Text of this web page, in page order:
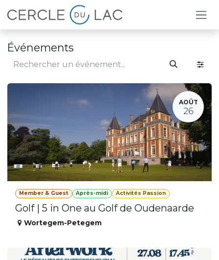
Se rendre au contenu
Événements
AOÛT
26
Member & Guest Après-midi Activités Passion
Golf | 5 in One au Golf de Oudenaarde
Wortegem-Petegem